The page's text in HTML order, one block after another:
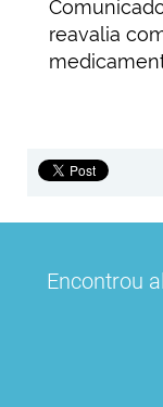
reavalia
Encontrou